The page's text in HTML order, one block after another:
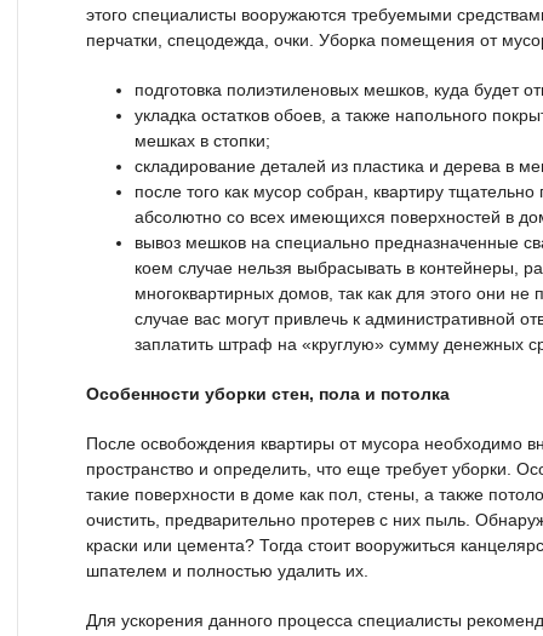
этого специалисты вооружаются требуемыми
перчатки, спецодежда, очки. Уборка помещения от
подготовка полиэтиленовых мешков, куда будет
укладка остатков обоев, а также напольного
мешках в стопки;
складирование деталей из пластика и дерева в
после того как мусор собран, квартиру
абсолютно со всех имеющихся поверхностей в
вывоз мешков на специально предназначенные
коем случае нельзя выбрасывать в контейнеры,
многоквартирных домов, так как для этого они
случае вас могут привлечь к административной
заплатить штраф на «круглую» сумму денежных
Особенности уборки стен, пола и потолка
После освобождения квартиры от мусора необходимо
пространство и определить, что еще требует уборки.
такие поверхности в доме как пол, стены, а также
очистить, предварительно протерев с них пыль.
краски или цемента? Тогда стоит вооружиться
шпателем и полностью удалить их.
Для ускорения данного процесса специалисты